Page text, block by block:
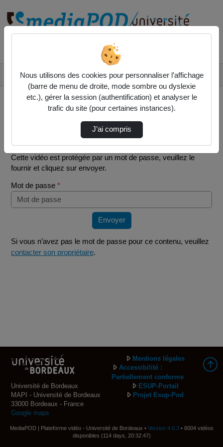
Speaking Component 2 Daryna Iurchenko .webm
Mot de passe requis
Cette vidéo est protégée par un mot de passe, veuillez le
fournir et cliquez sur envoyer.
Mot de passe *
Envoyer
Si vous n’avez pas le mot de passe pour ce contenu, veuillez
contacter son propriétaire.
Université de Bordeaux
MAPI - Université de Bordeaux
33000 Bordeaux - France
Google maps
Mentions légales
Accessibilité :
Partiellement conforme
ESUP-Portail
Projet Esup-Pod
MediaPOD | Plateforme vidéo - Université de Bordeaux • Version 4.0.3• 6004 vidéos
disponibles (114 days, 20:32:47)
Nous utilisons des cookies pour personnaliser l’affichage
(barre de menu de droite, mode sombre ou dyslexie
etc.), gérer la session (authentification) et analyser le
trafic du site (pour certaines instances).
J’ai compris